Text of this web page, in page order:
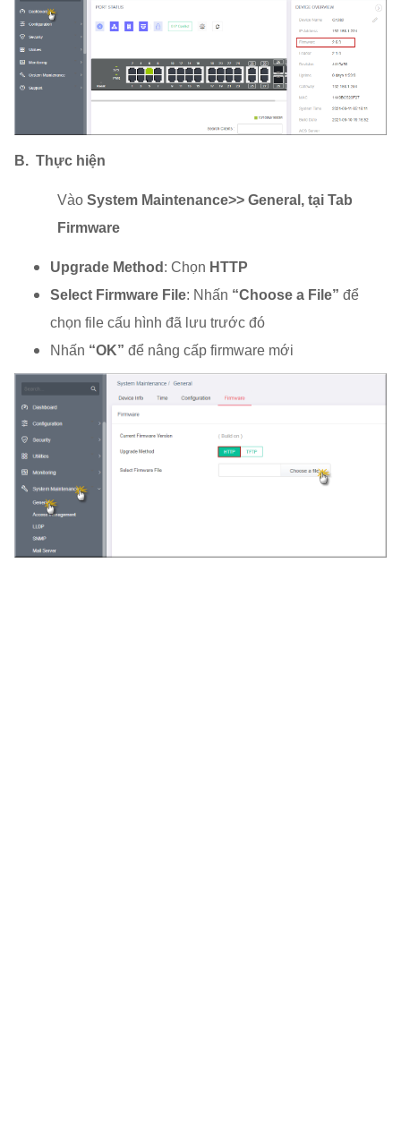
B. Thực hiện
Vào System Maintenance>> General, tại Tab
Firmware
Upgrade Method : Chọn HTTP
Select Firmware File: Nhấn “Choose a File” để
chọn file cấu hình đã lưu trước đó
Nhấn “OK” để nâng cấp firmware mới